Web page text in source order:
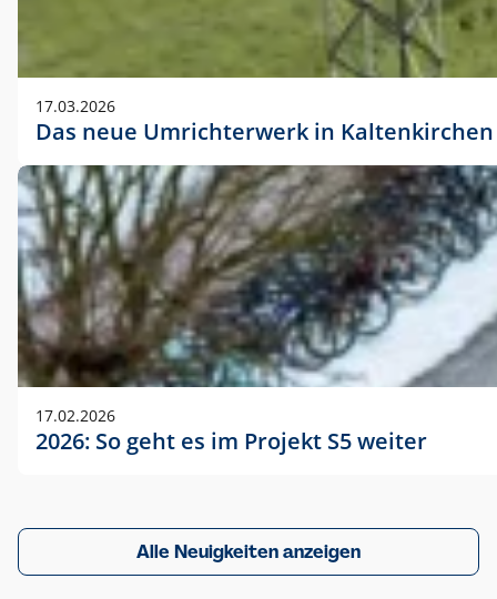
17.03.2026
Das neue Umrichterwerk in Kaltenkirchen
17.02.2026
2026: So geht es im Projekt S5 weiter
Alle Neuigkeiten anzeigen